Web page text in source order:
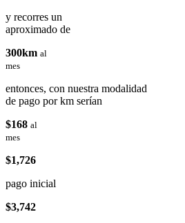
y recorres un
aproximado de
300km al
mes
entonces, con nuestra modalidad
de pago por km serían
$168 al
mes
$1,726
pago inicial
$3,742